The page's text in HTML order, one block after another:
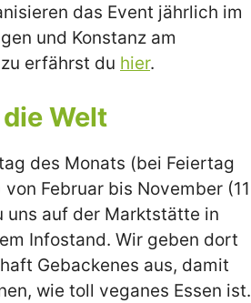
das Event jährlich im
und Konstanz am
erfährst du hier.
Welt
des Monats (bei Feiertag
Februar bis November (11
uns auf der Marktstätte in
Infostand. Wir geben dort
Gebackenes aus, damit
wie toll veganes Essen ist.